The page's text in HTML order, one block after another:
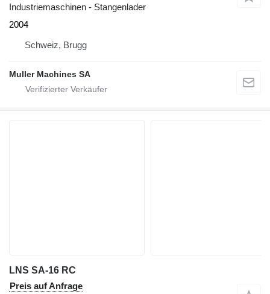
Industriemaschinen - Stangenlader
2004
Schweiz, Brugg
Muller Machines SA
LNS SA-16 RC
Preis auf Anfrage